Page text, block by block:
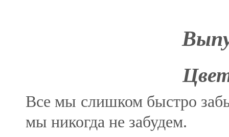
Все мы слишком быстро
мы никогда не забудем.